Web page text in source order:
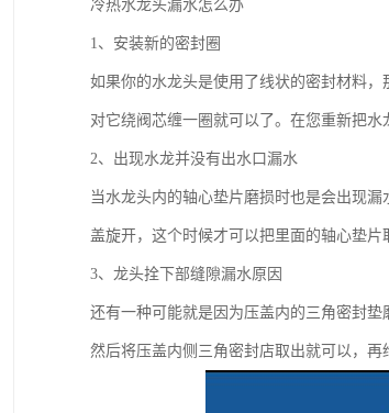
冷热水龙头漏水怎么办
1、安装新的密封圈
如果你的水龙头是使用了线状的密封材料
对它绕阀芯缠一圈就可以了。在您重新把
2、出现水龙并没有出水口漏水
当水龙头内的轴心垫片磨损时也是会出现
盖旋开，这个时候才可以把里面的轴心垫片
3、龙头拴下部缝隙漏水原因
还有一种可能就是因为压盖内的三角密封
然后将压盖内侧三角密封店取出就可以，再